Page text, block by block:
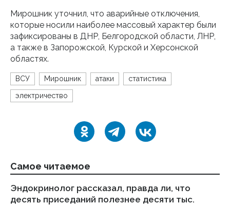
Мирошник уточнил, что аварийные отключения,
которые носили наиболее массовый характер были
зафиксированы в ДНР, Белгородской области, ЛНР,
а также в Запорожской, Курской и Херсонской
областях.
ВСУ Мирошник атаки статистика
электричество
Самое читаемое
Эндокринолог рассказал, правда ли, что
десять приседаний полезнее десяти тыс.